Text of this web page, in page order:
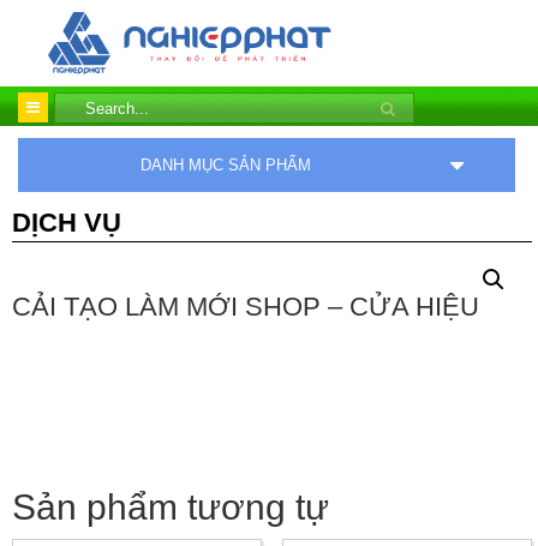
DANH MỤC SẢN PHẨM
DỊCH VỤ
CẢI TẠO LÀM MỚI SHOP – CỬA HIỆU
Sản phẩm tương tự